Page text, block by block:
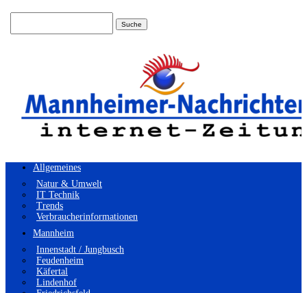
Allgemeines
Natur & Umwelt
IT Technik
Trends
Verbraucherinformationen
Mannheim
Innenstadt / Jungbusch
Feudenheim
Käfertal
Lindenhof